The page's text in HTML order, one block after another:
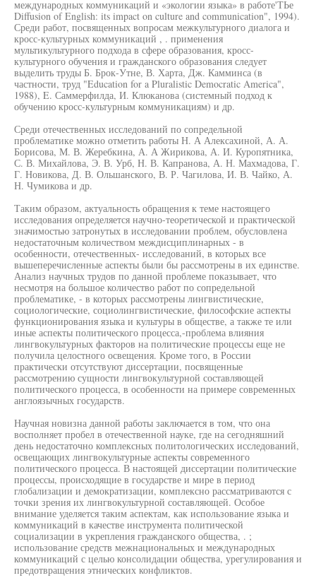
международных коммуникаций и «экологии языка» в работе'ТЬе
Diffusion of English: its impact on culture and communication", 1994).
Среди работ, посвященных вопросам межкультурного диалога и
кросс-культурных коммуникаций , . применения
мультикультурного подхода в сфере образования, кросс-
культурного обучения и гражданского образования следует
выделить труды Б. Брок-Утне, В. Харта, Дж. Камминса (в
частности, труд "Education for a Pluralistic Democratic America",
1988), E. Саммерфилда, И. Клюканова (системный подход к
обучению кросс-культурным коммуникациям) и др.
Среди отечественных исследований по сопредельной
проблематике можно отметить работы Н. А Алексахиной, А. А.
Борисова, М. В. Жеребкина, А. А Жирикова, А. И. Куропятника,
С. В. Михайлова, Э. В. Урб, Н. В. Капранова, А. Н. Махмадова, Г.
Г. Новикова, Д. В. Ольшанского, В. Р. Чагилова, И. В. Чайко, А.
Н. Чумикова и др.
Таким образом, актуальность обращения к теме настоящего
исследования определяется научно-теоретической и практической
значимостью затронутых в исследовании проблем, обусловлена
недостаточным количеством междисциплинарных - в
особенности, отечественных- исследований, в которых все
вышеперечисленные аспекты были бы рассмотрены в их единстве.
Анализ научных трудов по данной проблеме показывает, что
несмотря на большое количество работ по сопредельной
проблематике, - в которых рассмотрены лингвистические,
социологические, социолингвистические, философские аспекты
функционирования языка и культуры в обществе, а также те или
иные аспекты политического процесса,-проблема влияния
лингвокультурных факторов на политические процессы еще не
получила целостного освещения. Кроме того, в России
практически отсутствуют диссертации, посвященные
рассмотрению сущности лингвокультурной составляющей
политического процесса, в особенности на примере современных
англоязычных государств.
Научная новизна данной работы заключается в том, что она
восполняет пробел в отечественной науке, где на сегодняшний
день недостаточно комплексных политологических исследований,
освещающих лингвокультурные аспекты современного
политического процесса. В настоящей диссертации политические
процессы, происходящие в государстве и мире в период
глобализации и демократизации, комплексно рассматриваются с
точки зрения их лингвокультурной составляющей. Особое
внимание уделяется таким аспектам, как использование языка и
коммуникаций в качестве инструмента политической
социализации в укрепления гражданского общества, . ;
использование средств межнациональных и международных
коммуникаций с целью консолидации общества, урегулирования и
предотвращения этнических конфликтов.